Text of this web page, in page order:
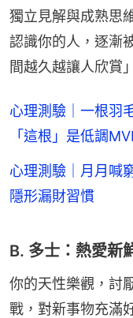
獨立見解與成熟思
認識你的人，逐漸
間越久越讓人欣賞
心理測驗｜一根羽
「這根」是低調
心理測驗｜月月喊
隱形漏財習慣
B. 多士：熱愛新
你的天性樂觀，討
戰，對新事物充滿